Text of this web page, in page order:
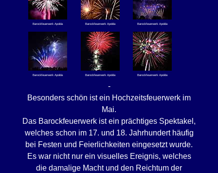
Barockfeuerwerk Apolda Barockfeuerwerk Apolda Barockfeuerwerk Apolda
Barockfeuerwerk Apolda Barockfeuerwerk Apolda Barockfeuerwerk Apolda
-
Besonders schön ist ein Hochzeitsfeuerwerk im
Mai.
Das Barockfeuerwerk ist ein prächtiges Spektakel,
welches schon im 17. und 18. Jahrhundert häufig
bei Festen und Feierlichkeiten eingesetzt wurde.
Es war nicht nur ein visuelles Ereignis, welches
die damalige Macht und den Reichtum der